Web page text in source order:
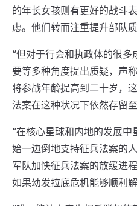
的年长女孩则有更好的战斗
虑。他们转而注重提升部队
“但对于行会和执政体的很
要等多种角度提出质疑，声
将参战年龄提高到二十岁，
法案在这种状况下依然存留
“在核心星球和内地的发展
始一边倒地支持征兵法案的
军队加快征兵法案的放缓进
如果幼发拉底危机能够顺利